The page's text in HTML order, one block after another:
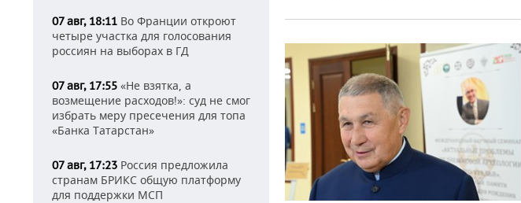
07 авг, 18:11 Во Франции откроют
четыре участка для голосования
россиян на выборах в ГД
07 авг, 17:55 «Не взятка, а
возмещение расходов!»: суд не смог
избрать меру пресечения для топа
«Банка Татарстан»
07 авг, 17:23 Россия предложила
странам БРИКС общую платформу
для поддержки МСП